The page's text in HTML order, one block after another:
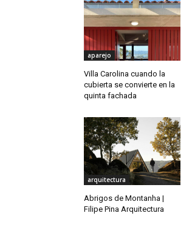
aparejo
Villa Carolina cuando la
cubierta se convierte en la
quinta fachada
arquitectura
Abrigos de Montanha |
Filipe Pina Arquitectura